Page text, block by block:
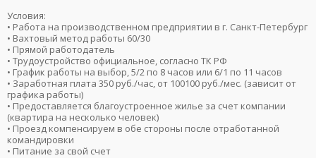
Условия:
• Работа на производственном предприятии в г. Санкт-Петербург
• Вахтовый метод работы 60/30
• Прямой работодатель
• Трудоустройство официальное, согласно ТК РФ
• График работы на выбор, 5/2 по 8 часов или 6/1 по 11 часов
• Заработная плата 350 руб./час, от 100100 руб./мес. (зависит от
графика работы)
• Предоставляется благоустроенное жилье за счет компании
(квартира на несколько человек)
• Проезд компенсируем в обе стороны после отработанной
командировки
• Питание за свой счет